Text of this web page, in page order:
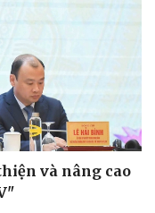
và nâng cao